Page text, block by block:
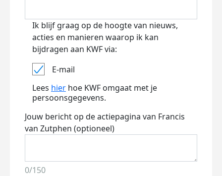
Ik blijf graag op de hoogte van nieuws,
acties en manieren waarop ik kan
bijdragen aan KWF via:
E-mail
Lees hier hoe KWF omgaat met je
persoonsgegevens.
Jouw bericht op de actiepagina van Francis
van Zutphen (optioneel)
0/150